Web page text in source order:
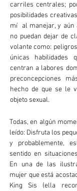
carriles centrales;
posibilidades
mí al manejar, y aún
no puedan dejar de
volante como:
únicas
centran a labores
preconcepciones
hecho de que se le
objeto sexual.
Todas, en algún
leído: Disfruta los
y probablemente,
sentido en
En una de las
mujer que está
King Sis (ella